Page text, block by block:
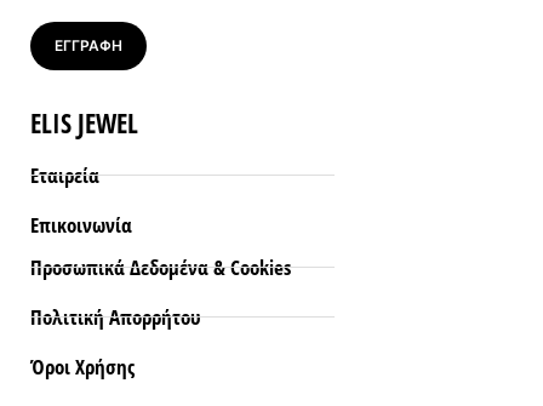
ELIS JEWEL
Εταιρεία
Επικοινωνία
Προσωπικά Δεδομένα & Cookies
Πολιτική Απορρήτου
Όροι Xρήσης
ΕΓΓΡΑΦΗ